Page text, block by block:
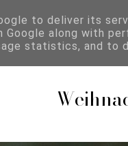
to deliver its
Google along with
statistics, and to